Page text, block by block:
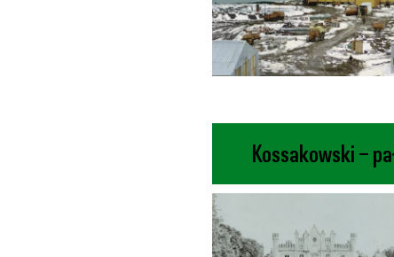
Kossakowski –